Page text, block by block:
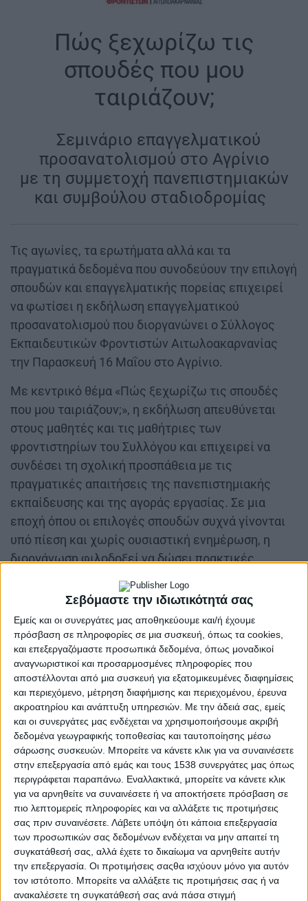
Σεβόμαστε την ιδιωτικότητά σας
Εμείς και οι συνεργάτες μας αποθηκεύουμε και/ή έχουμε
πρόσβαση σε πληροφορίες σε μια συσκευή, όπως τα cookies,
και επεξεργαζόμαστε προσωπικά δεδομένα, όπως μοναδικοί
αναγνωριστικοί και προσαρμοσμένες πληροφορίες που
αποστέλλονται από μια συσκευή για εξατομικευμένες διαφημίσεις
και περιεχόμενο, μέτρηση διαφήμισης και περιεχομένου, έρευνα
ακροατηρίου και ανάπτυξη υπηρεσιών. Με την άδειά σας, εμείς
και οι συνεργάτες μας ενδέχεται να χρησιμοποιήσουμε ακριβή
δεδομένα γεωγραφικής τοποθεσίας και ταυτοποίησης μέσω
σάρωσης συσκευών. Μπορείτε να κάνετε κλικ για να συναινέσετε
στην επεξεργασία από εμάς και τους 1538 συνεργάτες μας όπως
περιγράφεται παραπάνω. Εναλλακτικά, μπορείτε να κάνετε κλικ
για να αρνηθείτε να συναινέσετε ή να αποκτήσετε πρόσβαση σε
πιο λεπτομερείς πληροφορίες και να αλλάξετε τις προτιμήσεις
σας πριν συναινέσετε. Λάβετε υπόψη ότι κάποια επεξεργασία
των προσωπικών σας δεδομένων ενδέχεται να μην απαιτεί τη
συγκατάθεσή σας, αλλά έχετε το δικαίωμα να αρνηθείτε αυτήν
την επεξεργασία. Οι προτιμήσεις σαςθα ισχύουν μόνο για αυτόν
τον ιστότοπο. Μπορείτε να αλλάξετε τις προτιμήσεις σας ή να
ανακαλέσετε τη συγκατάθεσή σας ανά πάσα στιγμή
Πώς ξεχωρίζω τις
σπουδές που μου
ταιριάζουν;
Σεμινάριο επαγγελματικού
προσανατολισμού στο Αγρίνιο
με τη συμμετοχή πανεπιστημιακών
και συμβούλου σταδιοδρομίας
Τις αγωνίες, τα ερωτήματα αλλά και τα
πραγματικά δεδομένα που συνοδεύουν την επιλογή
σπουδών και επαγγελματικής πορείας επιχειρεί
να φωτίσει η εκδήλωση επαγγελματικού
προσανατολισμού που διοργανώνει ο Σύλλογος
Εκπαιδευτικών Φροντιστών Αιτωλοακαρνανίας
την Παρασκευή 16 Μαΐου στο Αγρίνιο.
Με κεντρικό θέμα «Πώς ξεχωρίζω τις σπουδές
που μου ταιριάζουν;», η εκδήλωση απευθύνεται
στους μαθητές και τις μαθήτριες των
φροντιστηρίων του Συλλόγου και επιχειρεί να
συνδέσει τη σχολική προσπάθεια με τις
πραγματικές απαιτήσεις της πανεπιστημιακής
εκπαίδευσης και της αγοράς εργασίας. Σε μια
εποχή όπου οι επιλογές σπουδών συχνά γίνονται
υπό πίεση και χωρίς ουσιαστική ενημέρωση, η
διοργάνωση φιλοδοξεί να δώσει πρακτικές
απαντήσεις και ουσιαστικό προσανατολισμό στους
νέους ανθρώπους που ετοιμάζονται να περάσουν
στην επόμενη φάση της ζωής τους.
Κεντρικός ομιλητής θα είναι ο σύμβουλος
σταδιοδρομίας Πάνος Σταυρόπουλος, ο οποίος θα
αναπτύξει ζητήματα που αφορούν τις επιλογές
σχολών, τις δεξιότητες που απαιτεί το σύγχρονο
επαγγελματικό περιβάλλον και τις δυνατότητες
που δημιουργούν οι νέες επιστημονικές
κατευθύνσεις.